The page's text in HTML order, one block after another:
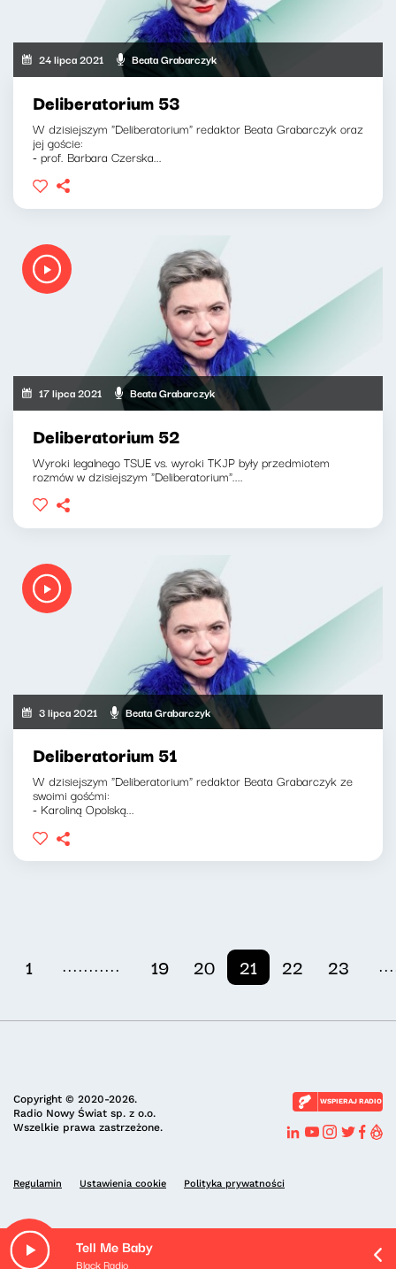
Tell Me Baby
Black Radio
24 lipca 2021 Beata Grabarczyk
Deliberatorium 53
W dzisiejszym "Deliberatorium" redaktor Beata Grabarczyk oraz
jej goście:
- prof. Barbara Czerska...
17 lipca 2021 Beata Grabarczyk
Deliberatorium 52
Wyroki legalnego TSUE vs. wyroki TKJP były przedmiotem
rozmów w dzisiejszym "Deliberatorium"....
3 lipca 2021 Beata Grabarczyk
Deliberatorium 51
W dzisiejszym "Deliberatorium" redaktor Beata Grabarczyk ze
swoimi gośćmi:
- Karoliną Opolską...
1 ........... 19 20 21 22 23
Copyright © 2020-2026.
Radio Nowy Świat sp. z o.o.
Wszelkie prawa zastrzeżone.
WSPIERAJ RADIO
Regulamin Ustawienia cookie Polityka prywatności